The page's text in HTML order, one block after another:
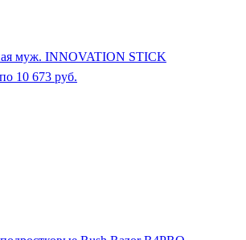
муж. INNOVATION STICK
по 10 673 руб.